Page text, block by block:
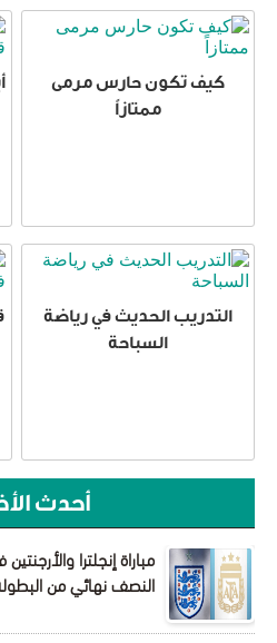
كيف تكون حارس مرمى
ممتازاً
التدريب الحديث في رياضة
السباحة
أحدث
النصف نهائي من البطولة